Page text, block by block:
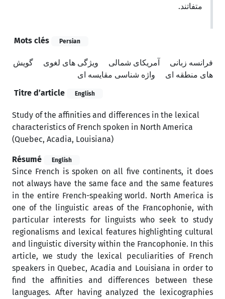
متفاتند.
Mots clés Persian
فرانسه زبانی آمریکای شمالی ویژگی های لغوی
گویش
های منطقه ای
واژه شناسی مقایسه ای
Titre d’article
English
Study of the affinities and differences in the lexical
characteristics of French spoken in North America
(Quebec, Acadia, Louisiana)
Résumé English
Since French is spoken on all five continents, it does
not always have the same face and the same features
in the entire French-speaking world. North America is
one of the linguistic areas of the Francophonie, with
particular interests for linguists who seek to study
regionalisms and lexical features highlighting cultural
and linguistic diversity within the Francophonie. In this
article, we study the lexical peculiarities of French
speakers in Quebec, Acadia and Louisiana in order to
find the affinities and differences between these
languages. After having analyzed the lexicographies